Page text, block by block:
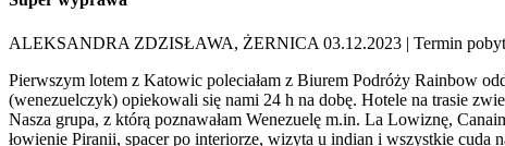
ALEKSANDRA ZDZISŁAWA, ŻERNICA 03.12.2023 | Termin
Pierwszym lotem z Katowic poleciałam z Biurem Podróży Rainbow
(wenezuelczyk) opiekowali się nami 24 h na dobę. Hotele na trasie
Nasza grupa, z którą poznawałam Wenezuelę m.in. La Lowiznę,
łowienie Piranii, spacer po interiorze, wizyta u indian i wszystkie cuda